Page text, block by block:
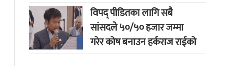
विपद् पीडितका लागि सबै
सांसदले ५०/५० हजार जम्मा
गरेर कोष बनाउन हर्कराज राईको
प्रस्ताव